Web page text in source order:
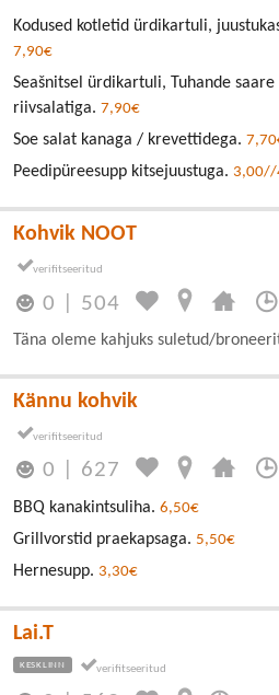
Kodused kotletid ürdikartuli,
7,90€
Seašnitsel ürdikartuli, Tuhande
riivsalatiga. 7,90€
Soe salat kanaga / krevettidega.
Peedipüreesupp kitsejuustuga. 3,00//
Kohvik NOOT
0 504
Täna oleme kahjuks suletud/
Kännu kohvik
0 627
BBQ kanakintsuliha. 6,50€
Grillvorstid praekapsaga. 5,50€
Hernesupp. 3,30€
Lai.T
KESKLINN